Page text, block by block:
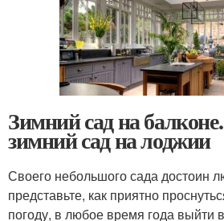
Зимний сад на
зимний сад на лоджии
Своего небольшого сада достоин
представьте, как приятно
погоду, в любое время года выйти